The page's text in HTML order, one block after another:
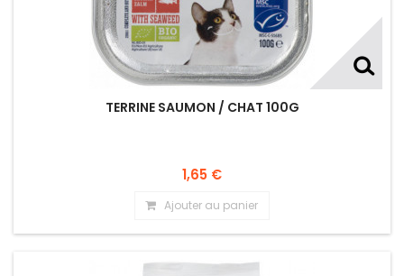
TERRINE SAUMON / CHAT 100G
1,65 €
Ajouter au panier